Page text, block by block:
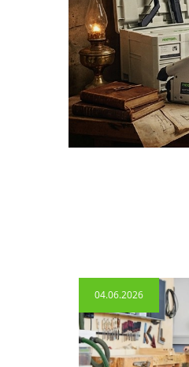
04.06.2026